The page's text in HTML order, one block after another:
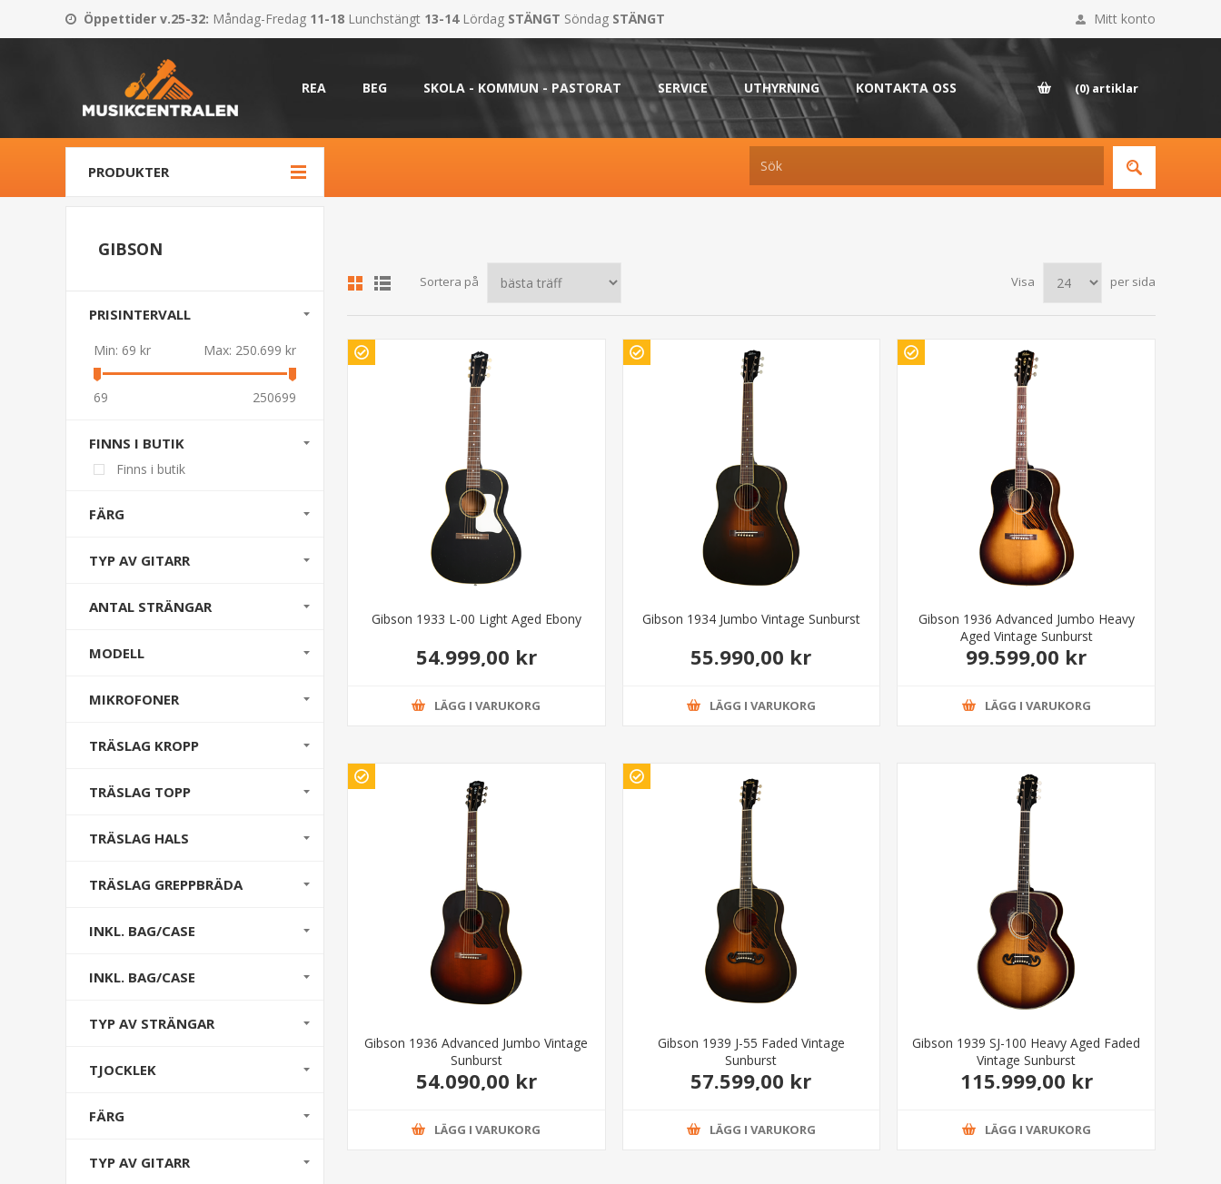
Öppettider v.25-32: Måndag-Fredag 11-18 Lunchstängt 13-14 Lördag STÄNGT Söndag STÄNGT Mitt konto
REA BEG SKOLA - KOMMUN - PASTORAT SERVICE UTHYRNING KONTAKTA OSS (0) artiklar
PRODUKTER
Sortera på Visa per sida
Gibson 1933 L-00 Light Aged Ebony
54.999,00 kr
LÄGG I VARUKORG
Gibson 1934 Jumbo Vintage Sunburst
55.990,00 kr
LÄGG I VARUKORG
Gibson 1936 Advanced Jumbo Heavy
Aged Vintage Sunburst
99.599,00 kr
LÄGG I VARUKORG
Gibson 1936 Advanced Jumbo Vintage
Sunburst
54.090,00 kr
LÄGG I VARUKORG
Gibson 1939 J-55 Faded Vintage
Sunburst
57.599,00 kr
LÄGG I VARUKORG
Gibson 1939 SJ-100 Heavy Aged Faded
Vintage Sunburst
115.999,00 kr
LÄGG I VARUKORG
GIBSON
PRISINTERVALL
Min: 69 kr Max: 250.699 kr
69 250699
FINNS I BUTIK
Finns i butik
FÄRG
TYP AV GITARR
ANTAL STRÄNGAR
MODELL
MIKROFONER
TRÄSLAG KROPP
TRÄSLAG TOPP
TRÄSLAG HALS
TRÄSLAG GREPPBRÄDA
INKL. BAG/CASE
INKL. BAG/CASE
TYP AV STRÄNGAR
TJOCKLEK
FÄRG
TYP AV GITARR